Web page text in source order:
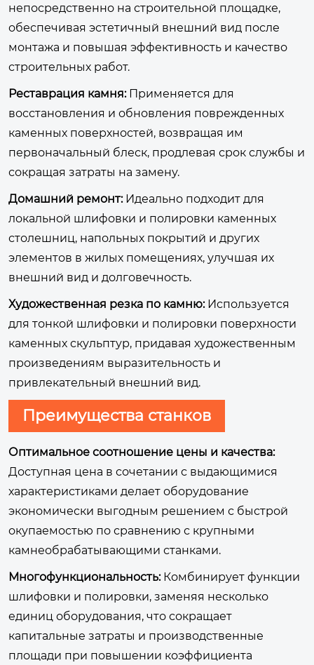
непосредственно на строительной площадке,
обеспечивая эстетичный внешний вид после
монтажа и повышая эффективность и качество
строительных работ.
Реставрация камня:Применяется для
восстановления и обновления поврежденных
каменных поверхностей, возвращая им
первоначальный блеск, продлевая срок службы и
сокращая затраты на замену.
Домашний ремонт:Идеально подходит для
локальной шлифовки и полировки каменных
столешниц, напольных покрытий и других
элементов в жилых помещениях, улучшая их
внешний вид и долговечность.
Художественная резка по камню: Используется
для тонкой шлифовки и полировки поверхности
каменных скульптур, придавая художественным
произведениям выразительность и
привлекательный внешний вид.
Преимущества станков
Оптимальное соотношение цены и качества:
Доступная цена в сочетании с выдающимися
характеристиками делает оборудование
экономически выгодным решением с быстрой
окупаемостью по сравнению с крупными
камнеобрабатывающими станками.
Многофункциональность:Комбинирует функции
шлифовки и полировки, заменяя несколько
единиц оборудования, что сокращает
капитальные затраты и производственные
площади при повышении коэффициента